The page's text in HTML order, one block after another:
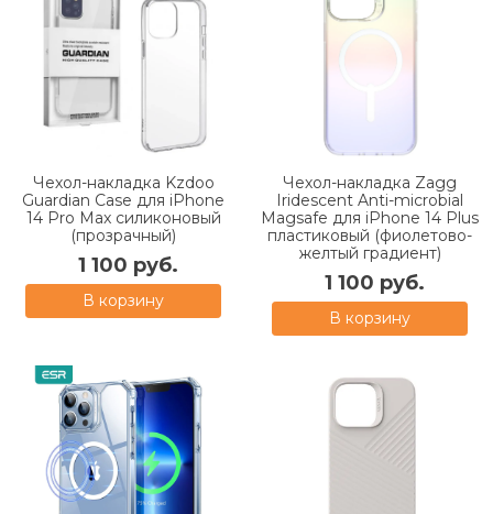
Чехол-накладка Kzdoo
Guardian Case для iPhone
14 Pro Max силиконовый
(прозрачный)
1 100 руб.
В корзину
Чехол-накладка Zagg
Iridescent Anti-microbial
Magsafe для iPhone 14 Plus
пластиковый (фиолетово-
желтый градиент)
1 100 руб.
В корзину